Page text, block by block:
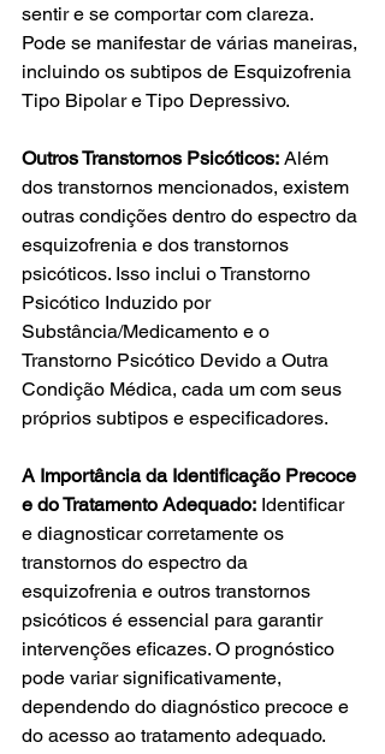
sentir e se comportar com clareza.
Pode se manifestar de várias maneiras,
incluindo os subtipos de Esquizofrenia
Tipo Bipolar e Tipo Depressivo.
Outros Transtornos Psicóticos: Além
dos transtornos mencionados, existem
outras condições dentro do espectro da
esquizofrenia e dos transtornos
psicóticos. Isso inclui o Transtorno
Psicótico Induzido por
Substância/Medicamento e o
Transtorno Psicótico Devido a Outra
Condição Médica, cada um com seus
próprios subtipos e especificadores.
A Importância da Identificação Precoce
e do Tratamento Adequado: Identificar
e diagnosticar corretamente os
transtornos do espectro da
esquizofrenia e outros transtornos
psicóticos é essencial para garantir
intervenções eficazes. O prognóstico
pode variar significativamente,
dependendo do diagnóstico precoce e
do acesso ao tratamento adequado.